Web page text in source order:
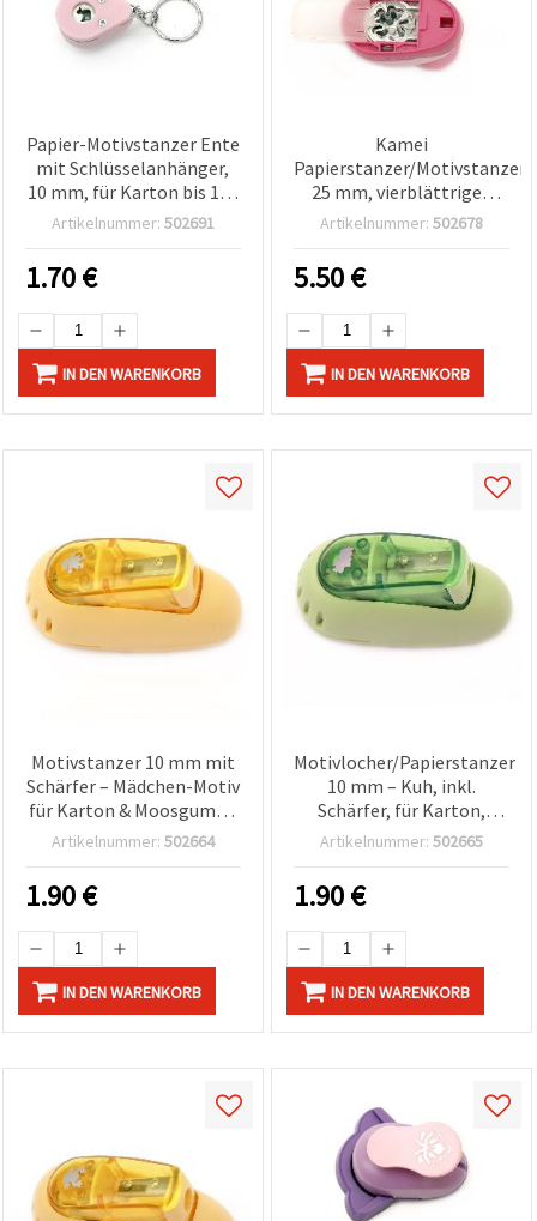
Papier-Motivstanzer Ente
mit Schlüsselanhänger,
10 mm, für Karton bis 160
g/m² – Scrapbooking &
Artikelnummer: 502691
1.70€
IN DEN WARENKORB
Kamei
Papierstanzer/Motivstanzer,
25 mm, vierblättriges
Kleeblatt, für Karton &
Schaum), ideal für DIY,
Scrapbooking &
Dekorationen
Artikelnummer: 502678
5.50€
IN DEN WARENKORB
Motivstanzer 10 mm mit
Schärfer – Mädchen-Motiv
für Karton & Moosgummi
(EVA)
Artikelnummer: 502664
1.90€
IN DEN WARENKORB
Motivlocher/Papierstanzer
10 mm – Kuh, inkl.
Schärfer, für Karton,
Papier und EVA-
Verzieren von
Notizbüchern,
Geschenkanhängern und
Schachteln
Artikelnummer: 502665
1.90€
IN DEN WARENKORB